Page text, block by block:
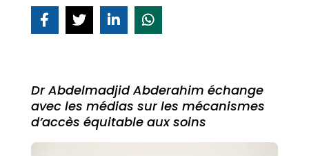
Dr Abdelmadjid Abderahim échange
avec les médias sur les mécanismes
d’accès équitable aux soins